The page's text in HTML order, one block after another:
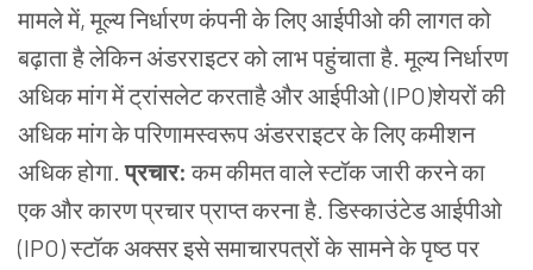
मामले में, मूल्य निर्धारण कंपनी के लिए आईपीओ की लागत को
बढ़ाता है लेकिन अंडरराइटर को लाभ पहुंचाता है. मूल्य निर्धारण
अधिक मांग में ट्रांसलेट करताहै और आईपीओ (IPO)शेयरों की
अधिक मांग के परिणामस्वरूप अंडरराइटर के लिए कमीशन
अधिक होगा.प्रचार:कम कीमत वाले स्टॉक जारी करने का
एक और कारण प्रचार प्राप्त करना है. डिस्काउंटेड आईपीओ
(IPO) स्टॉक अक्सर इसे समाचारपत्रों के सामने के पृष्ठ पर